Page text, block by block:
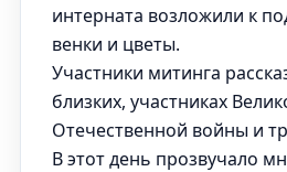
интерната возложили к
венки и цветы.
Участники митинга
близких, участниках
Отечественной войны и
В этот день прозвучало